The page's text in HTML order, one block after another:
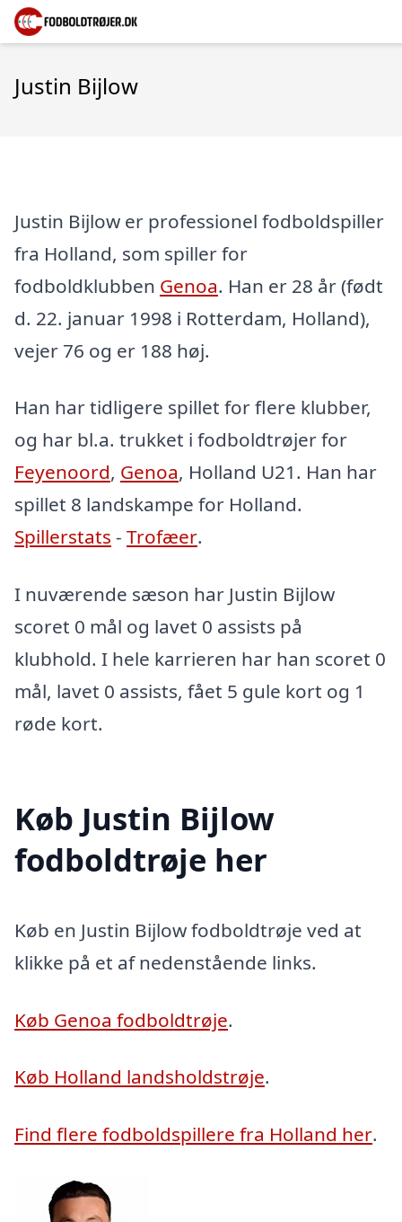
Justin Bijlow
Justin Bijlow er professionel fodboldspiller
fra Holland, som spiller for
fodboldklubben Genoa. Han er 28 år (født
d. 22. januar 1998 i Rotterdam, Holland),
vejer 76 og er 188 høj.
Han har tidligere spillet for flere klubber,
og har bl.a. trukket i fodboldtrøjer for
Feyenoord, Genoa, Holland U21. Han har
spillet 8 landskampe for Holland.
Spillerstats - Trofæer.
I nuværende sæson har Justin Bijlow
scoret 0 mål og lavet 0 assists på
klubhold. I hele karrieren har han scoret 0
mål, lavet 0 assists, fået 5 gule kort og 1
røde kort.
Køb Justin Bijlow
fodboldtrøje her
Køb en Justin Bijlow fodboldtrøje ved at
klikke på et af nedenstående links.
Køb Genoa fodboldtrøje.
Køb Holland landsholdstrøje.
Find flere fodboldspillere fra Holland her.